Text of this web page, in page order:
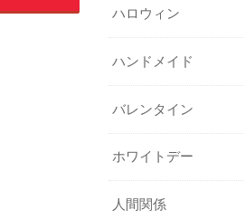
ハロウィン
ハンドメイド
バレンタイン
ホワイトデー
人間関係